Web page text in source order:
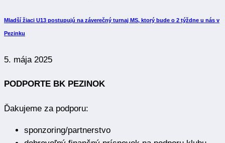
Mladší žiaci U13 postupujú na záverečný turnaj MS, ktorý bude o 2 týždne u nás v
Pezinku
5. mája 2025
PODPORTE BK PEZINOK
Ďakujeme za podporu:
sponzoring/partnerstvo